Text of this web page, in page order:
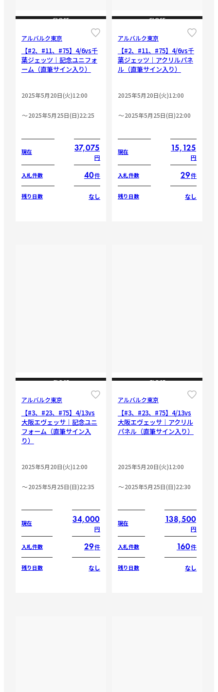
CLOSE
アルバルク東京
【#2、#11、#75】4/6vs千
葉ジェッツ｜記念ユニフォ
ーム（直筆サイン入り）
2025年5月20日(火)12:00
2025年5月25日(日)22:25
現在 37,075
円
入札件数 40件
残り日数 なし
CLOSE
アルバルク東京
【#2、#11、#75】4/6vs千
葉ジェッツ｜アクリルパネ
ル（直筆サイン入り）
2025年5月20日(火)12:00
2025年5月25日(日)22:00
現在 15,125
円
入札件数 29件
残り日数 なし
CLOSE
アルバルク東京
【#3、#23、#75】4/13vs
大阪エヴェッサ｜記念ユニ
フォーム（直筆サイン入
り）
2025年5月20日(火)12:00
2025年5月25日(日)22:35
現在 34,000
円
入札件数 29件
残り日数 なし
CLOSE
アルバルク東京
【#3、#23、#75】4/13vs
大阪エヴェッサ｜アクリル
パネル（直筆サイン入り）
2025年5月20日(火)12:00
2025年5月25日(日)22:30
現在 138,500
円
入札件数 160件
残り日数 なし